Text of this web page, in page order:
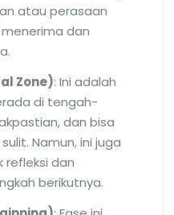
atau perasaan
dan
Zone): Ini adalah
di tengah-
dan bisa
Namun, ini juga
refleksi dan
berikutnya.